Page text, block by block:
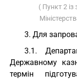
( Пункт 2
3. Для
3.1.
Державному
термін